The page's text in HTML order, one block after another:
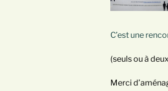
C’est une
(seuls ou à
Merci